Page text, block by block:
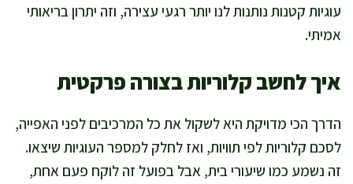
עוגיות קטנות נותנות לנו יותר רגעי עצירה, וזה יתרון בריאותי
אמיתי.
איך לחשב קלוריות בצורה פרקטית
הדרך הכי מדויקת היא לשקול את כל המרכיבים לפני האפייה,
לסכם קלוריות לפי תוויות, ואז לחלק למספר העוגיות שיצאו.
זה נשמע כמו שיעורי בית, אבל בפועל זה לוקח פעם אחת,